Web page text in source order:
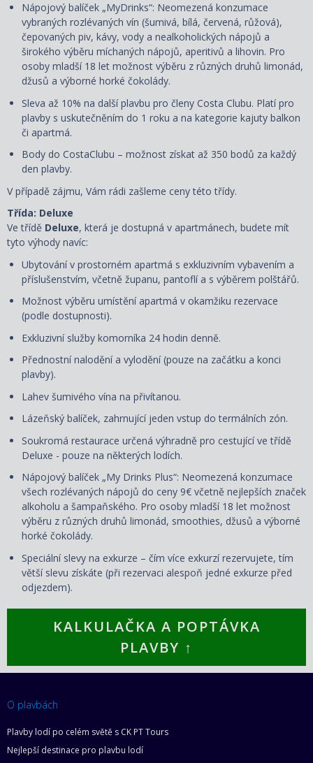
Nápojový balíček „MyDrinks“: Neomezená konzumace
vybraných rozlévaných vín (šumivá, bílá, červená, růžová),
čepovaných piv, kávy, vody a nealkoholických nápojů a
širokého výběru míchaných nápojů, aperitivů a lihovin. Pro
osoby mladší 18 let možnost výběru z různých druhů limonád,
džusů a výborné horké čokolády.
Sleva až 10% na další plavbu pro členy Costa Clubu. Platí pro
plavby s uskutečněním do 1 roku a na kategorie kajuty balkon
či apartmá.
Body do CostaClubu – možnost získat až 350 bodů za každý
den plavby.
V případě zájmu, Vám rádi zašleme ceny této třídy.
Třída: Deluxe
Ve třídě Deluxe, která je dostupná v apartmánech, budete mít
tyto výhody navíc:
Ubytování v prostorném apartmá s exkluzivním vybavením a
příslušenstvím, včetně županu, pantoflí a s výběrem polštářů.
Možnost výběru umístění apartmá v okamžiku rezervace
(podle dostupnosti).
Exkluzivní služby komorníka 24 hodin denně.
Přednostní nalodění a vylodění (pouze na začátku a konci
plavby).
Lahev šumivého vína na přivítanou.
Lázeňský balíček, zahrnující jeden vstup do termálních zón.
Soukromá restaurace určená výhradně pro cestující ve třídě
Deluxe - pouze na některých lodích.
Nápojový balíček „My Drinks Plus“: Neomezená konzumace
všech rozlévaných nápojů do ceny 9€ včetně nejlepších značek
alkoholu a šampaňského. Pro osoby mladší 18 let možnost
výběru z různých druhů limonád, smoothies, džusů a výborné
horké čokolády.
Speciální slevy na exkurze – čím více exkurzí rezervujete, tím
větší slevu získáte (při rezervaci alespoň jedné exkurze před
odjezdem).
KALKULAČKA A POPTÁVKA
PLAVBY ↑
O plavbách
Plavby lodí po celém světě s CK PT Tours
Nejlepší destinace pro plavbu lodí